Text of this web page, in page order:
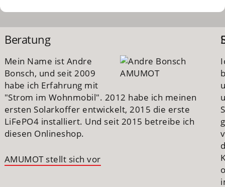
Beratung
Mein Name ist Andre
Bonsch, und seit 2009
habe ich Erfahrung mit
"Strom im Wohnmobil". 2012 habe ich meinen
ersten Solarkoffer entwickelt, 2015 die erste
LiFePO4 installiert. Und seit 2015 betreibe ich
diesen Onlineshop.
AMUMOT stellt sich vor